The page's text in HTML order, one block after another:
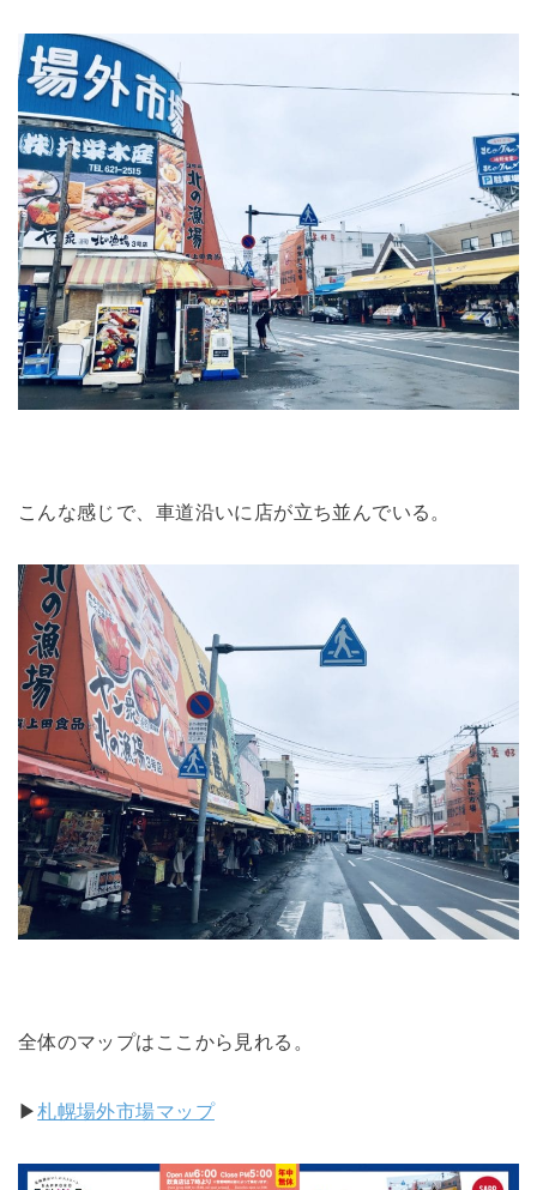
こんな感じで、車道沿いに店が立ち並んでいる。
全体のマップはここから見れる。
▶︎札幌場外市場マップ